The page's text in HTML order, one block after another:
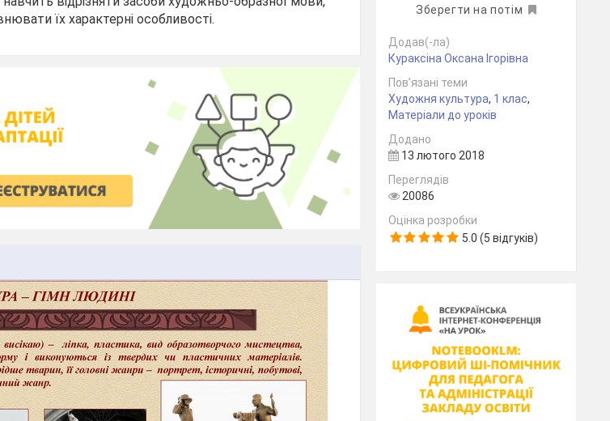
їх характерні особливості.
Зберегти на потім
Додав(-ла)
Кураксіна Оксана Ігорівна
Пов’язані теми
Художня культура, 1 клас,
Матеріали до уроків
Додано
13 лютого 2018
Переглядів
20086
Оцінка розробки
5.0 (5 відгуків)